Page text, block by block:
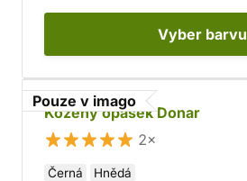
Vyber barvu
Pouze v imago
Kožený opasek Donar
2×
Černá Hnědá